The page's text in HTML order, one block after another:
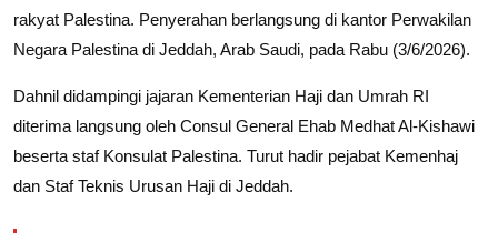
rakyat Palestina. Penyerahan berlangsung di kantor Perwakilan
Negara Palestina di Jeddah, Arab Saudi, pada Rabu (3/6/2026).
Dahnil didampingi jajaran Kementerian Haji dan Umrah RI
diterima langsung oleh Consul General Ehab Medhat Al-Kishawi
beserta staf Konsulat Palestina. Turut hadir pejabat Kemenhaj
dan Staf Teknis Urusan Haji di Jeddah.